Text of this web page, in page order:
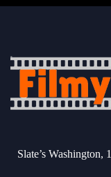
Slate’s